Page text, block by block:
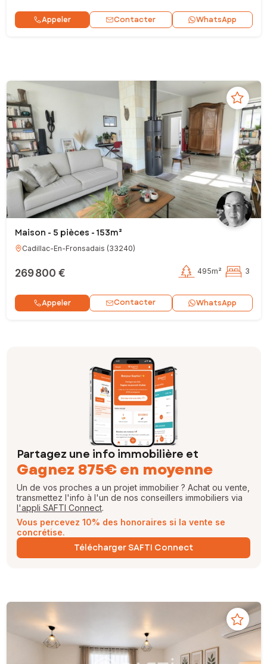
Appeler Contacter WhatsApp
Maison - 5 pièces - 153m²
Cadillac-En-Fronsadais (33240)
269 800 € 495m² 3
Appeler Contacter WhatsApp
Partagez une info immobilière et
Gagnez 875€ en moyenne
Un de vos proches a un projet immobilier ? Achat ou vente,
transmettez l'info à l'un de nos conseillers immobiliers via
l'appli SAFTI Connect.
Vous percevez 10% des honoraires si la vente se
concrétise.
Télécharger SAFTI Connect